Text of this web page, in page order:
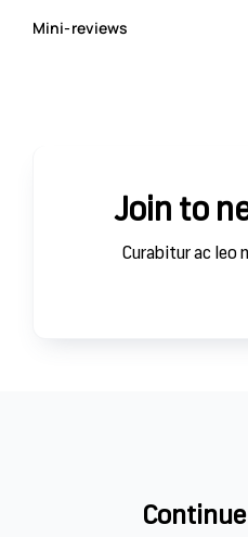
Mini-reviews
Join to
Curabitur ac leo